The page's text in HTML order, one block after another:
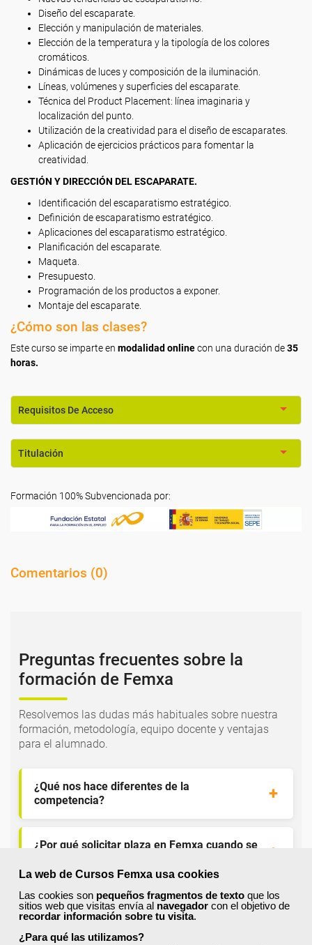
La web de Cursos Femxa usa cookies
Las cookies son pequeños fragmentos de texto que los
sitios web que visitas envía al navegador con el objetivo de
recordar información sobre tu visita.
¿Para qué las utilizamos?
Diseño del escaparate.
Elección y manipulación de materiales.
Elección de la temperatura y la tipología de los colores
cromáticos.
Dinámicas de luces y composición de la iluminación.
Líneas, volúmenes y superficies del escaparate.
Técnica del Product Placement: línea imaginaria y
localización del punto.
Utilización de la creatividad para el diseño de escaparates.
Aplicación de ejercicios prácticos para fomentar la
creatividad.
GESTIÓN Y DIRECCIÓN DEL ESCAPARATE.
Identificación del escaparatismo estratégico.
Definición de escaparatismo estratégico.
Aplicaciones del escaparatismo estratégico.
Planificación del escaparate.
Maqueta.
Presupuesto.
Programación de los productos a exponer.
Montaje del escaparate.
¿Cómo son las clases?
Este curso se imparte en modalidad onlinecon una duración de35
horas.
Requisitos De Acceso
Titulación
Formación 100% Subvencionada por:
Comentarios (0)
Preguntas frecuentes sobre la
formación de Femxa
Resolvemos las dudas más habituales sobre nuestra
formación, metodología, equipo docente y ventajas
para el alumnado.
¿Qué nos hace diferentes de la
competencia?
¿Por qué solicitar plaza en Femxa cuando se
¿Son los docentes un aspecto diferencial de
los cursos de Femxa?